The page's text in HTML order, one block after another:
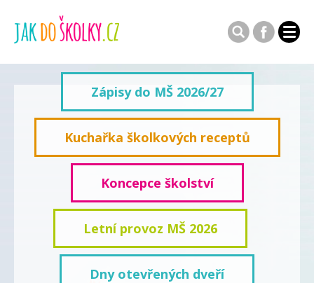
Zápisy do MŠ 2026/27
Kuchařka školkových receptů
Koncepce školství
Letní provoz MŠ 2026
Dny otevřených dveří